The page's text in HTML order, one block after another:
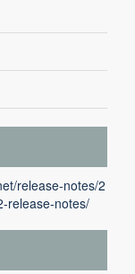
release-notes/2
release-notes/